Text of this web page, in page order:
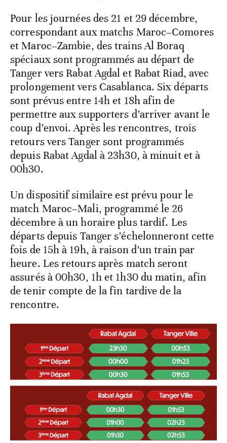
Pour les journées des 21 et 29 décembre,
correspondant aux matchs Maroc–Comores
et Maroc–Zambie, des trains Al Boraq
spéciaux sont programmés au départ de
Tanger vers Rabat Agdal et Rabat Riad, avec
prolongement vers Casablanca. Six départs
sont prévus entre 14h et 18h afin de
permettre aux supporters d’arriver avant le
coup d’envoi. Après les rencontres, trois
retours vers Tanger sont programmés
depuis Rabat Agdal à 23h30, à minuit et à
00h30.
Un dispositif similaire est prévu pour le
match Maroc–Mali, programmé le 26
décembre à un horaire plus tardif. Les
départs depuis Tanger s’échelonneront cette
fois de 15h à 19h, à raison d’un train par
heure. Les retours après match seront
assurés à 00h30, 1h et 1h30 du matin, afin
de tenir compte de la fin tardive de la
rencontre.